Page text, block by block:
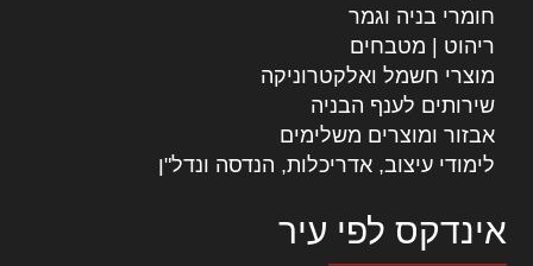
חומרי בניה וגמר
ריהוט | מטבחים
מוצרי חשמל ואלקטרוניקה
שירותים לענף הבניה
אבזור ומוצרים משלימים
לימודי עיצוב, אדריכלות, הנדסה ונדל"ן
אינדקס לפי עיר